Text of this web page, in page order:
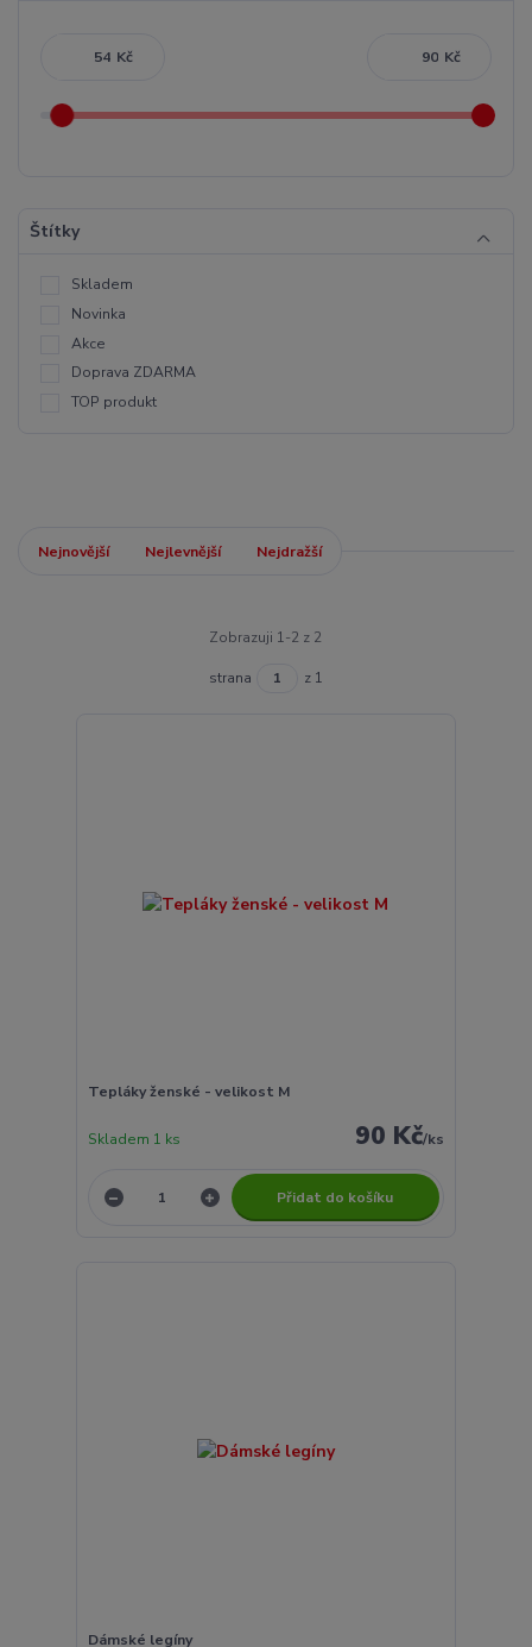
Kč Kč
Štítky
Skladem
Novinka
Akce
Doprava ZDARMA
TOP produkt
Nejnovější Nejlevnější Nejdražší
Zobrazuji 1-2 z 2
strana z 1
Tepláky ženské - velikost M
90 Kč/ks
Skladem 1 ks
Přidat do košíku
Dámské legíny